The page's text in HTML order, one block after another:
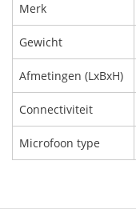
Merk
Gewicht
Afmetingen (LxBxH)
Connectiviteit
Microfoon type